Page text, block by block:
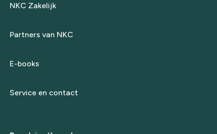
NKC Zakelijk
Partners van NKC
E-books
Service en contact